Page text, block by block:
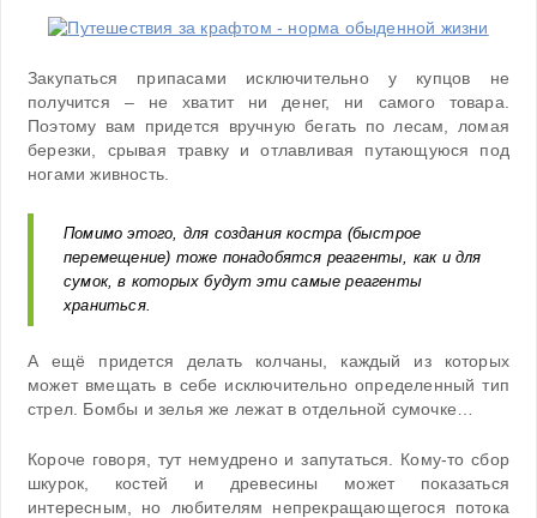
Закупаться припасами исключительно у купцов не
получится – не хватит ни денег, ни самого товара.
Поэтому вам придется вручную бегать по лесам, ломая
березки, срывая травку и отлавливая путающуюся под
ногами живность.
Помимо этого, для создания костра (быстрое
перемещение) тоже понадобятся реагенты, как и для
сумок, в которых будут эти самые реагенты
храниться.
А ещё придется делать колчаны, каждый из которых
может вмещать в себе исключительно определенный тип
стрел. Бомбы и зелья же лежат в отдельной сумочке…
Короче говоря, тут немудрено и запутаться. Кому-то сбор
шкурок, костей и древесины может показаться
интересным, но любителям непрекращающегося потока